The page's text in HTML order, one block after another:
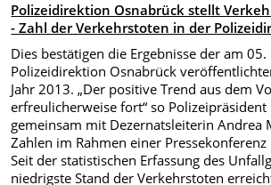
Polizeidirektion Osnabrück stellt
- Zahl der Verkehrstoten in der
Dies bestätigen die Ergebnisse der am
Polizeidirektion Osnabrück
Jahr 2013. „Der positive Trend aus dem
erfreulicherweise fort“ so
gemeinsam mit Dezernatsleiterin Andrea
Zahlen im Rahmen einer
Seit der statistischen Erfassung des
niedrigste Stand der Verkehrstoten